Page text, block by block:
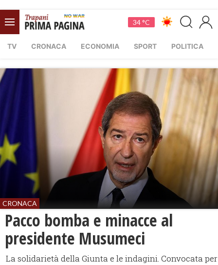
34 °C
TV CRONACA ECONOMIA SPORT POLITICA
CRONACA
Pacco bomba e minacce al
presidente Musumeci
La solidarietà della Giunta e le indagini. Convocata per